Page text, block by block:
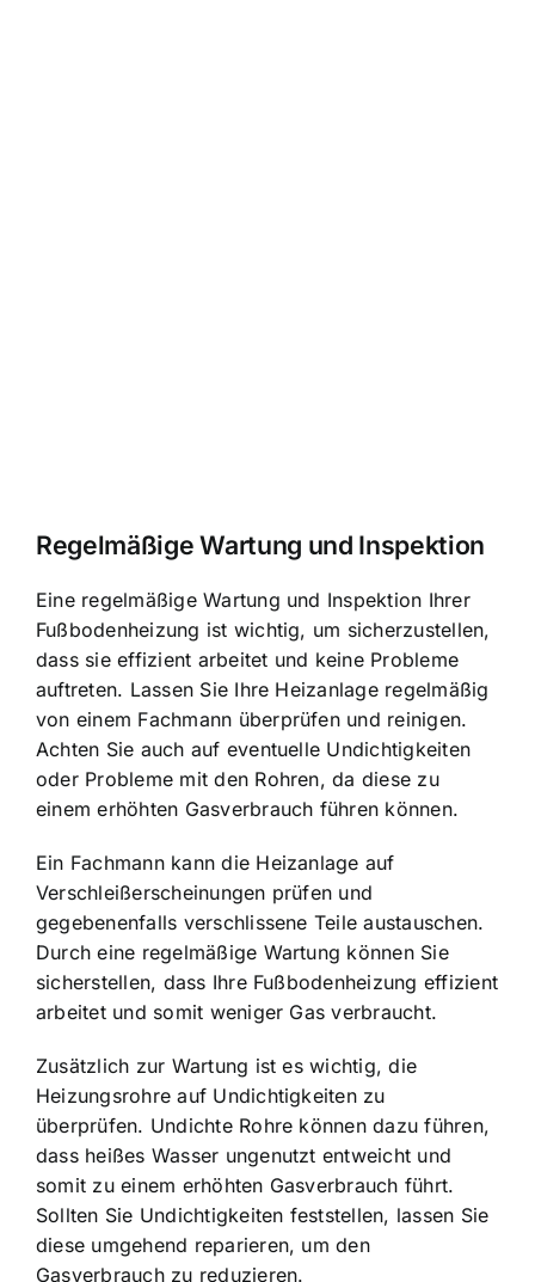
Regelmäßige Wartung und Inspektion
Eine regelmäßige Wartung und Inspektion Ihrer
Fußbodenheizung ist wichtig, um sicherzustellen,
dass sie effizient arbeitet und keine Probleme
auftreten. Lassen Sie Ihre Heizanlage regelmäßig
von einem Fachmann überprüfen und reinigen.
Achten Sie auch auf eventuelle Undichtigkeiten
oder Probleme mit den Rohren, da diese zu
einem erhöhten Gasverbrauch führen können.
Ein Fachmann kann die Heizanlage auf
Verschleißerscheinungen prüfen und
gegebenenfalls verschlissene Teile austauschen.
Durch eine regelmäßige Wartung können Sie
sicherstellen, dass Ihre Fußbodenheizung effizient
arbeitet und somit weniger Gas verbraucht.
Zusätzlich zur Wartung ist es wichtig, die
Heizungsrohre auf Undichtigkeiten zu
überprüfen. Undichte Rohre können dazu führen,
dass heißes Wasser ungenutzt entweicht und
somit zu einem erhöhten Gasverbrauch führt.
Sollten Sie Undichtigkeiten feststellen, lassen Sie
diese umgehend reparieren, um den
Gasverbrauch zu reduzieren.